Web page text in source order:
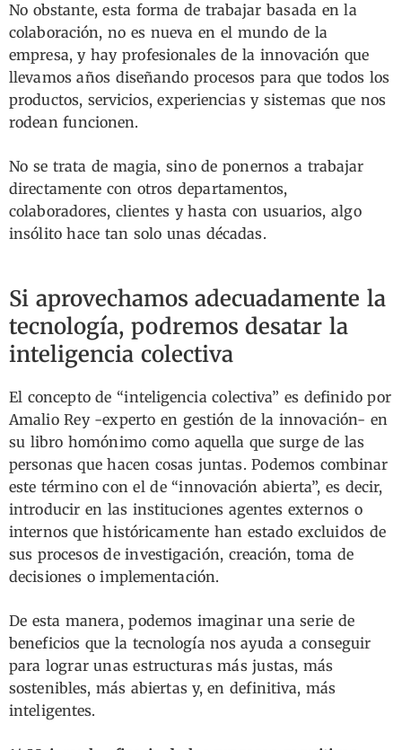
No obstante, esta forma de trabajar basada en la
colaboración, no es nueva en el mundo de la
empresa, y hay profesionales de la innovación que
llevamos años diseñando procesos para que todos los
productos, servicios, experiencias y sistemas que nos
rodean funcionen.
No se trata de magia, sino de ponernos a trabajar
directamente con otros departamentos,
colaboradores, clientes y hasta con usuarios, algo
insólito hace tan solo unas décadas.
Si aprovechamos adecuadamente la
tecnología, podremos desatar la
inteligencia colectiva
El concepto de “inteligencia colectiva” es definido por
Amalio Rey -experto en gestión de la innovación- en
su libro homónimo como aquella que surge de las
personas que hacen cosas juntas. Podemos combinar
este término con el de “innovación abierta”, es decir,
introducir en las instituciones agentes externos o
internos que históricamente han estado excluidos de
sus procesos de investigación, creación, toma de
decisiones o implementación.
De esta manera, podemos imaginar una serie de
beneficios que la tecnología nos ayuda a conseguir
para lograr unas estructuras más justas, más
sostenibles, más abiertas y, en definitiva, más
inteligentes.